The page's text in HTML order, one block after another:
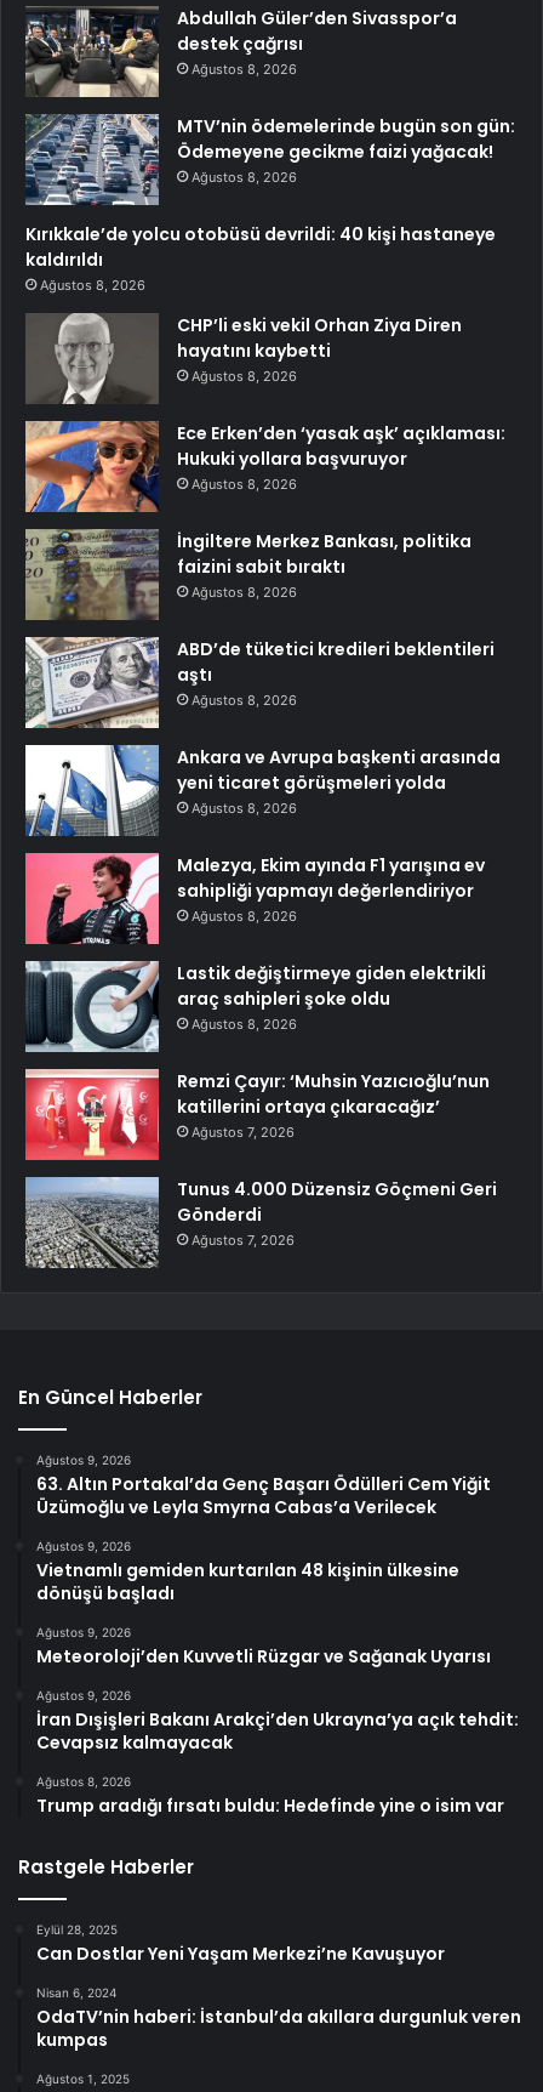
Abdullah Güler’den Sivasspor’a
destek çağrısı
Ağustos 8, 2026
MTV’nin ödemelerinde bugün son gün:
Ödemeyene gecikme faizi yağacak!
Ağustos 8, 2026
Kırıkkale’de yolcu otobüsü devrildi: 40 kişi hastaneye
kaldırıldı
Ağustos 8, 2026
CHP’li eski vekil Orhan Ziya Diren
hayatını kaybetti
Ağustos 8, 2026
Ece Erken’den ‘yasak aşk’ açıklaması:
Hukuki yollara başvuruyor
Ağustos 8, 2026
İngiltere Merkez Bankası, politika
faizini sabit bıraktı
Ağustos 8, 2026
ABD’de tüketici kredileri beklentileri
aştı
Ağustos 8, 2026
Ankara ve Avrupa başkenti arasında
yeni ticaret görüşmeleri yolda
Ağustos 8, 2026
Malezya, Ekim ayında F1 yarışına ev
sahipliği yapmayı değerlendiriyor
Ağustos 8, 2026
Lastik değiştirmeye giden elektrikli
araç sahipleri şoke oldu
Ağustos 8, 2026
Remzi Çayır: ‘Muhsin Yazıcıoğlu’nun
katillerini ortaya çıkaracağız’
Ağustos 7, 2026
Tunus 4.000 Düzensiz Göçmeni Geri
Gönderdi
Ağustos 7, 2026
En Güncel Haberler
Ağustos 9, 2026
63. Altın Portakal’da Genç Başarı Ödülleri Cem Yiğit
Üzümoğlu ve Leyla Smyrna Cabas’a Verilecek
Ağustos 9, 2026
Vietnamlı gemiden kurtarılan 48 kişinin ülkesine
dönüşü başladı
Ağustos 9, 2026
Meteoroloji’den Kuvvetli Rüzgar ve Sağanak Uyarısı
Ağustos 9, 2026
İran Dışişleri Bakanı Arakçi’den Ukrayna’ya açık tehdit:
Cevapsız kalmayacak
Ağustos 8, 2026
Trump aradığı fırsatı buldu: Hedefinde yine o isim var
Rastgele Haberler
Eylül 28, 2025
Can Dostlar Yeni Yaşam Merkezi’ne Kavuşuyor
Nisan 6, 2024
OdaTV’nin haberi: İstanbul’da akıllara durgunluk veren
kumpas
Ağustos 1, 2025